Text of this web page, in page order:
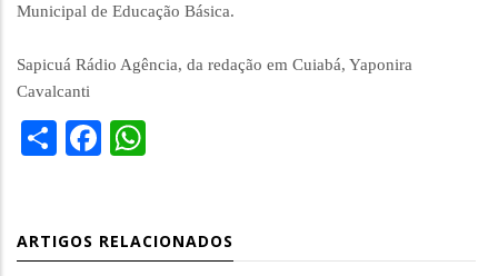
Municipal de Educação Básica.
Sapicuá Rádio Agência, da redação em Cuiabá, Yaponira
Cavalcanti
ShareFacebook
ARTIGOS RELACIONADOS